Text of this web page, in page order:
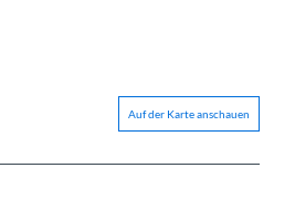
Auf der Karte anschauen